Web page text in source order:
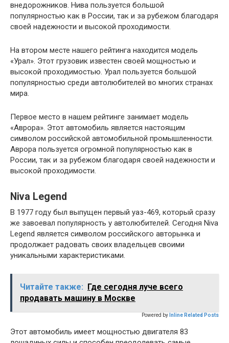
внедорожников. Нива пользуется большой
популярностью как в России, так и за рубежом благодаря
своей надежности и высокой проходимости.
На втором месте нашего рейтинга находится модель
«Урал». Этот грузовик известен своей мощностью и
высокой проходимостью. Урал пользуется большой
популярностью среди автолюбителей во многих странах
мира.
Первое место в нашем рейтинге занимает модель
«Аврора». Этот автомобиль является настоящим
символом российской автомобильной промышленности.
Аврора пользуется огромной популярностью как в
России, так и за рубежом благодаря своей надежности и
высокой проходимости.
Niva Legend
В 1977 году был выпущен первый уаз-469, который сразу
же завоевал популярность у автолюбителей. Сегодня Niva
Legend является символом российского авторынка и
продолжает радовать своих владельцев своими
уникальными характеристиками.
Читайте также: Где сегодня луче всего
продавать машину в Москве
Powered by Inline Related Posts
Этот автомобиль имеет мощностью двигателя 83